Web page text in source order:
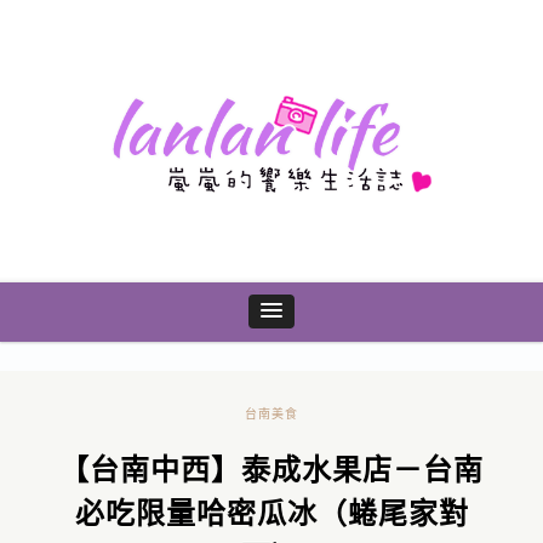
台南美食
【台南中西】泰成水果店－台南
必吃限量哈密瓜冰（蜷尾家對